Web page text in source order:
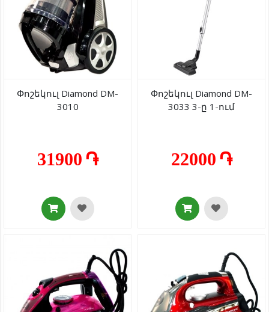
Փոշեկուլ Diamond DM-
3010
31900 ֏
Փոշեկուլ Diamond DM-
3033 3-ը 1-ում
22000 ֏